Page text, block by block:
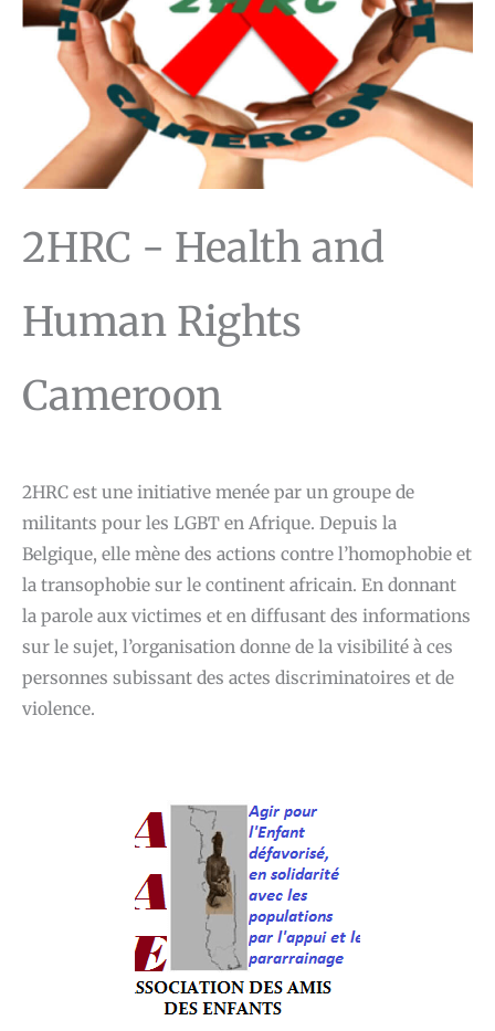
2HRC - Health and
Human Rights
Cameroon
2HRC est une initiative menée par un groupe de
militants pour les LGBT en Afrique. Depuis la
Belgique, elle mène des actions contre l’homophobie et
la transophobie sur le continent africain. En donnant
la parole aux victimes et en diffusant des informations
sur le sujet, l’organisation donne de la visibilité à ces
personnes subissant des actes discriminatoires et de
violence.